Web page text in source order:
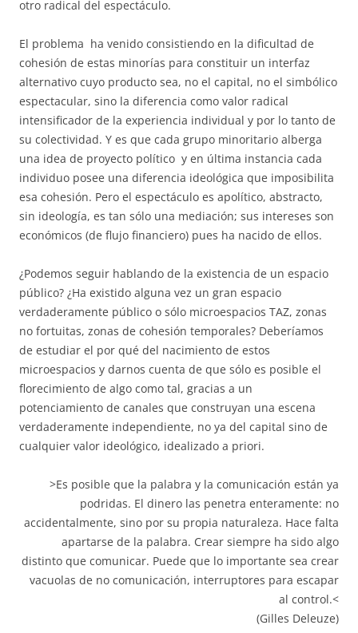
otro radical del espectáculo.
El problema ha venido consistiendo en la dificultad de
cohesión de estas minorías para constituir un interfaz
alternativo cuyo producto sea, no el capital, no el simbólico
espectacular, sino la diferencia como valor radical
intensificador de la experiencia individual y por lo tanto de
su colectividad. Y es que cada grupo minoritario alberga
una idea de proyecto político y en última instancia cada
individuo posee una diferencia ideológica que imposibilita
esa cohesión. Pero el espectáculo es apolítico, abstracto,
sin ideología, es tan sólo una mediación; sus intereses son
económicos (de flujo financiero) pues ha nacido de ellos.
¿Podemos seguir hablando de la existencia de un espacio
público? ¿Ha existido alguna vez un gran espacio
verdaderamente público o sólo microespacios TAZ, zonas
no fortuitas, zonas de cohesión temporales? Deberíamos
de estudiar el por qué del nacimiento de estos
microespacios y darnos cuenta de que sólo es posible el
florecimiento de algo como tal, gracias a un
potenciamiento de canales que construyan una escena
verdaderamente independiente, no ya del capital sino de
cualquier valor ideológico, idealizado a priori.
>Es posible que la palabra y la comunicación están ya
podridas. El dinero las penetra enteramente: no
accidentalmente, sino por su propia naturaleza. Hace falta
apartarse de la palabra. Crear siempre ha sido algo
distinto que comunicar. Puede que lo importante sea crear
vacuolas de no comunicación, interruptores para escapar
al control.<
(Gilles Deleuze)